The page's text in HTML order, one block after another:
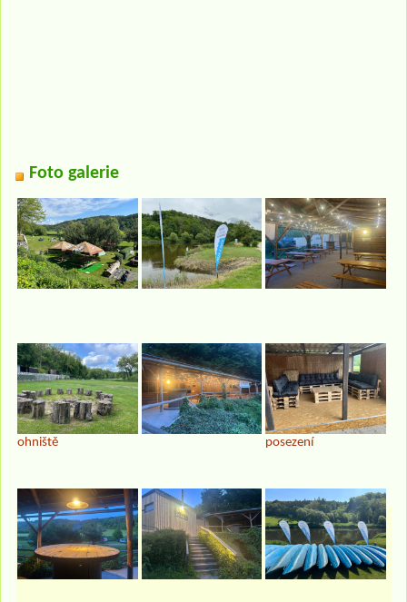
Foto galerie
ohniště posezení